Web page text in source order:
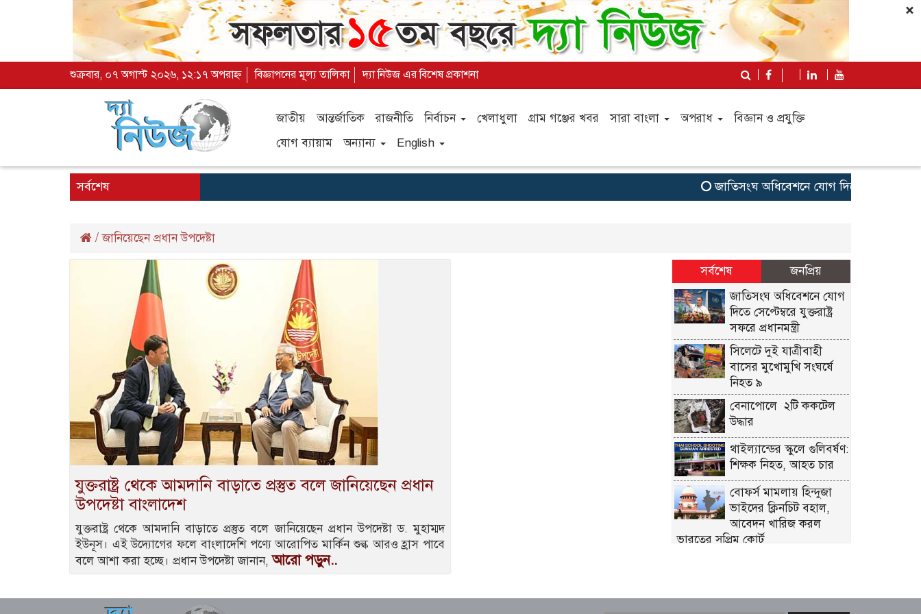
×
শুক্রবার, ০৭ অগাস্ট ২০২৬, ১২:১৭ অপরাহ্ন বিজ্ঞাপনের মূল্য তালিকা দ্যা নিউজ এর বিশেষ প্রকাশনা
জাতীয় আন্তর্জাতিক রাজনীতি নির্বাচন খেলাধুলা গ্রাম গঞ্জের খবর সারা বাংলা অপরাধ
বিজ্ঞান ও প্রযুক্তি
যোগ ব্যায়াম
অন্যান্য English
সর্বশেষ জাতিসংঘ অধিবেশনে যোগ দিতে সেপ্টেম্বরে
/জানিয়েছেন প্রধান উপদেষ্টা
যুক্তরাষ্ট্র থেকে আমদানি বাড়াতে প্রস্তুত বলে জানিয়েছেন প্রধান
উপদেষ্টা বাংলাদেশ
যুক্তরাষ্ট্র থেকে আমদানি বাড়াতে প্রস্তুত বলে জানিয়েছেন প্রধান উপদেষ্টা ড. মুহাম্মদ
ইউনূস। এই উদ্যোগের ফলে বাংলাদেশি পণ্যে আরোপিত মার্কিন শুল্ক আরও হ্রাস পাবে
বলে আশা করা হচ্ছে। প্রধান উপদেষ্টা জানান,আরো পড়ুন..
সর্বশেষ
জনপ্রিয়
জাতিসংঘ অধিবেশনে যোগ
দিতে সেপ্টেম্বরে যুক্তরাষ্ট্র
সফরে প্রধানমন্ত্রী
সিলেটে দুই যাত্রীবাহী
বাসের মুখোমুখি সংঘর্ষে
নিহত ৯
বেনাপোলে ২টি ককটেল
উদ্ধার
থাইল্যান্ডের স্কুলে গুলিবর্ষণ:
শিক্ষক নিহত, আহত চার
বোফর্স মামলায় হিন্দুজা
ভাইদের ক্লিনচিট বহাল,
আবেদন খারিজ করল
ভারতের সুপ্রিম কোর্ট